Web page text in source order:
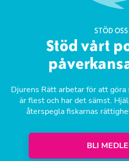
STÖD OSS
Stöd vårt
Djurens Rätt arbetar för att
är flest och har det sämst.
återspegla fiskarnas
BLI